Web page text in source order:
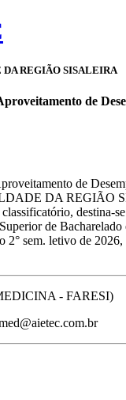
DA REGIÃO SISALEIRA
de
de
DA REGIÃO
destina-
de
2° sem. letivo de
- FARESI)